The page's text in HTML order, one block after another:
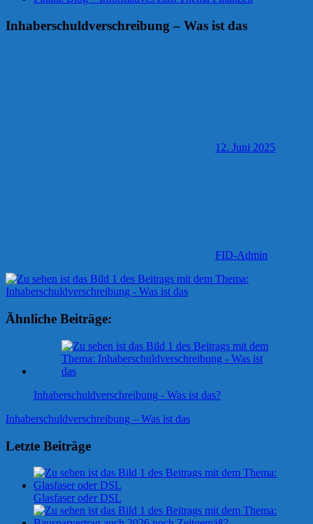
Inhaberschuldverschreibung – Was ist das
12. Juni 2025
FID-Admin
Ähnliche Beiträge:
Inhaberschuldverschreibung - Was ist das?
Beitragsnavigation
Vorheriger
Inhaberschuldverschreibung – Was ist das
Letzte Beiträge
Glasfaser oder DSL